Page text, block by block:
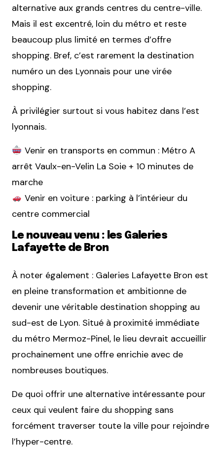
alternative aux grands centres du centre-ville.
Mais il est excentré, loin du métro et reste
beaucoup plus limité en termes d’offre
shopping. Bref, c’est rarement la destination
numéro un des Lyonnais pour une virée
shopping.
À privilégier surtout si vous habitez dans l’est
lyonnais.
Venir en transports en commun : Métro A
arrêt Vaulx-en-Velin La Soie + 10 minutes de
marche
Venir en voiture : parking à l’intérieur du
centre commercial
Le nouveau venu : les Galeries
Lafayette de Bron
À noter également : Galeries Lafayette Bron est
en pleine transformation et ambitionne de
devenir une véritable destination shopping au
sud-est de Lyon. Situé à proximité immédiate
du métro Mermoz-Pinel, le lieu devrait accueillir
prochainement une offre enrichie avec de
nombreuses boutiques.
De quoi offrir une alternative intéressante pour
ceux qui veulent faire du shopping sans
forcément traverser toute la ville pour rejoindre
l’hyper-centre.